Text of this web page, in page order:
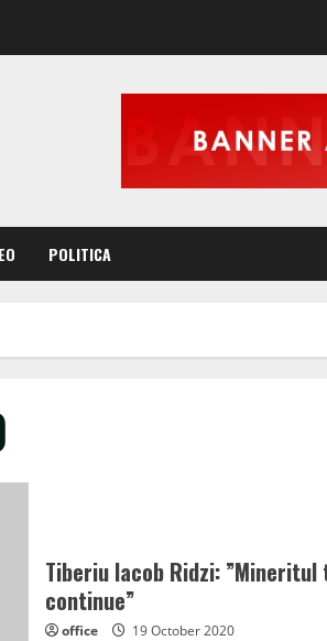
POLITICA
Tiberiu Iacob Ridzi: ”Mineritul
continue”
office 19 October 2020